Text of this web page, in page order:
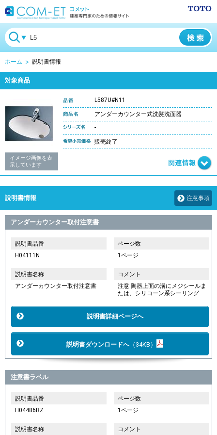
ホーム 説明書情報
対象商品
イメージ画像を表
示しています
L587U#N11
アンダーカウンター式洗髪洗面器
-
販売終了
説明書情報 注意事項
アンダーカウンター取付注意書
説明書品番
H04111N
ページ数
1ページ
説明書名称
アンダーカウンター取付注意書
コメント
注意 陶器上面の溝にメジシールま
たは、シリコーン系シーリング
説明書詳細ページへ
説明書ダウンロードへ（34KB）
注意書ラベル
説明書品番
H04486RZ
ページ数
1ページ
説明書名称 コメント